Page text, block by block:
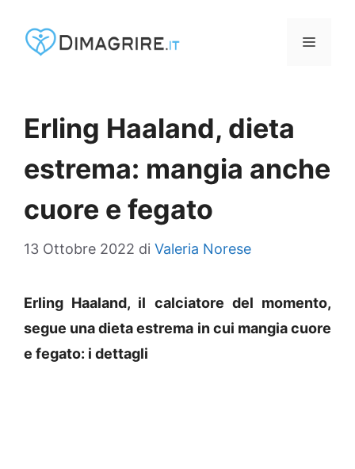
MENU
Erling Haaland, dieta
estrema: mangia anche
cuore e fegato
13 Ottobre 2022 di Valeria Norese
Erling Haaland, il calciatore del momento,
segue una dieta estrema in cui mangia cuore
e fegato: i dettagli